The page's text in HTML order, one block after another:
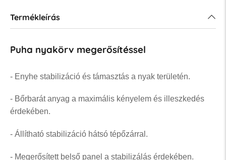
Termékleírás
Puha nyakörv megerősítéssel
- Enyhe stabilizáció és támasztás a nyak területén.
- Bőrbarát anyag a maximális kényelem és illeszkedés
érdekében.
- Állítható stabilizáció hátsó tépőzárral.
- Megerősített belső panel a stabilizálás érdekében.